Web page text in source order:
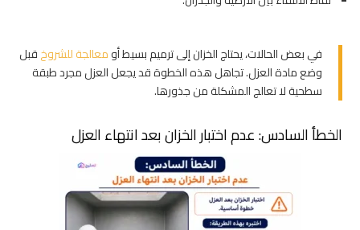
في بعض الحالات، يحتاج الخزان إلى ترميم بسيط أومعالجة للشروخقبل
وضع مادة العزل. تجاهل هذه الخطوة قد يجعل العزل مجرد طبقة
سطحية لا تعالج المشكلة من جذورها.
الخطأ السادس: عدم اختبار الخزان بعد انتهاء العزل